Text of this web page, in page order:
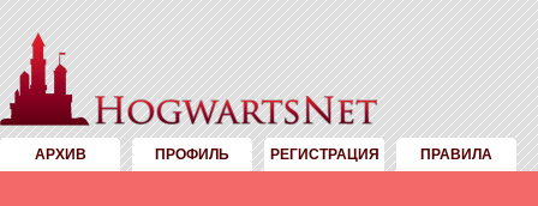
АРХИВ ПРОФИЛЬ РЕГИСТРАЦИЯ ПРАВИЛА